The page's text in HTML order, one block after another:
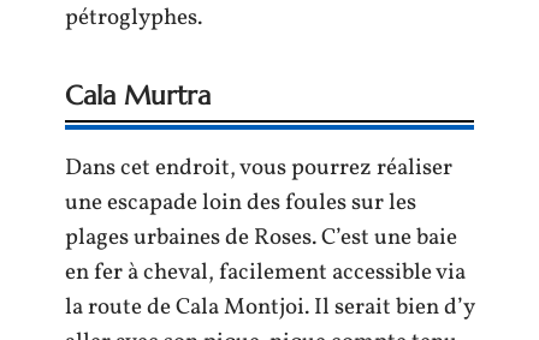
pétroglyphes.
Cala Murtra
Dans cet endroit, vous pourrez réaliser
une escapade loin des foules sur les
plages urbaines de Roses. C’est une baie
en fer à cheval, facilement accessible via
la route de Cala Montjoi. Il serait bien d’y